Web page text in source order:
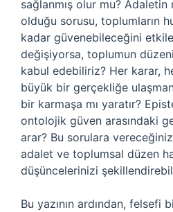
sağlanmış olur mu? Adaletin
olduğu sorusu, toplumların
kadar güvenebileceğini
değişiyorsa, toplumun
kabul edebiliriz? Her karar,
büyük bir gerçekliğe
bir karmaşa mı yaratır?
ontolojik güven arasındaki
arar? Bu sorulara
adalet ve toplumsal düzen
düşüncelerinizi
Bu yazının ardından, felsefi